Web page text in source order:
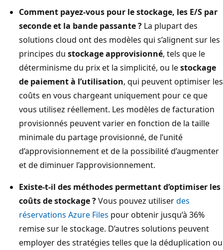
Comment payez-vous pour le stockage, les E/S par
seconde et la bande passante ? La plupart des
solutions cloud ont des modèles qui s’alignent sur les
principes du stockage approvisionné, tels que le
déterminisme du prix et la simplicité, ou lestockage
de paiement à l’utilisation, qui peuvent optimiser les
coûts en vous chargeant uniquement pour ce que
vous utilisez réellement. Les modèles de facturation
provisionnés peuvent varier en fonction de la taille
minimale du partage provisionné, de l’unité
d’approvisionnement et de la possibilité d’augmenter
et de diminuer l’approvisionnement.
Existe-t-il des méthodes permettant d’optimiser les
coûts de stockage ?Vous pouvez utiliserdes
réservations Azure Files pour obtenir jusqu’à 36%
remise sur le stockage. D’autres solutions peuvent
employer des stratégies telles que la déduplication ou